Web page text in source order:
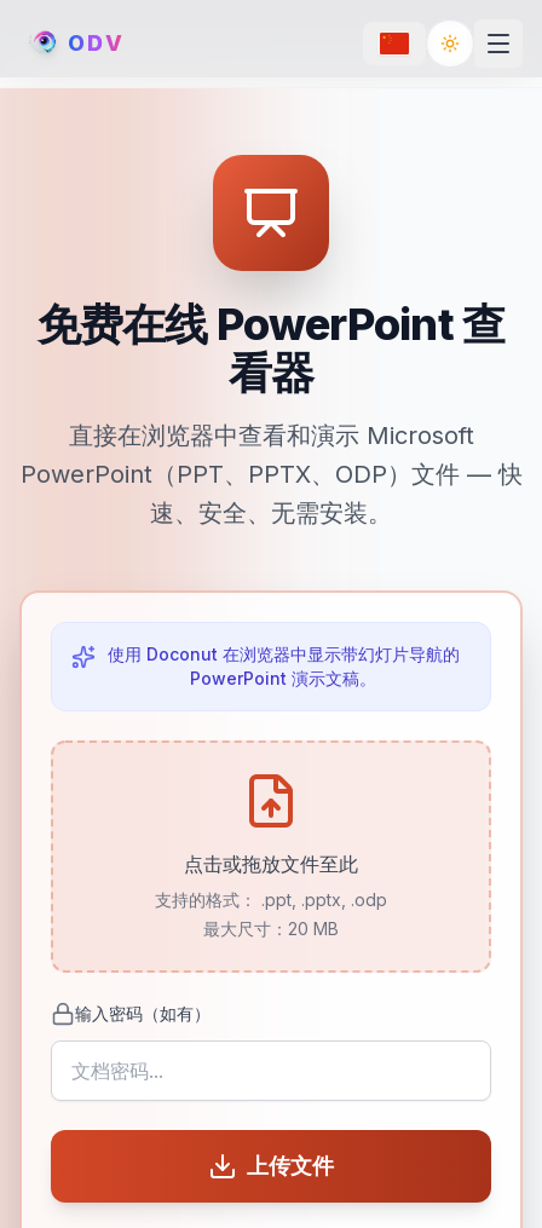
ODV Toggle
免费在线 PowerPoint 查
看器
直接在浏览器中查看和演示 Microsoft
PowerPoint（PPT、PPTX、ODP）文件 — 快
速、安全、无需安装。
使用 Doconut 在浏览器中显示带幻灯片导航的
PowerPoint 演示文稿。
点击或拖放文件至此
支持的格式：
.ppt, .pptx, .odp
最大尺寸：20 MB
输入密码（如有）
上传文件